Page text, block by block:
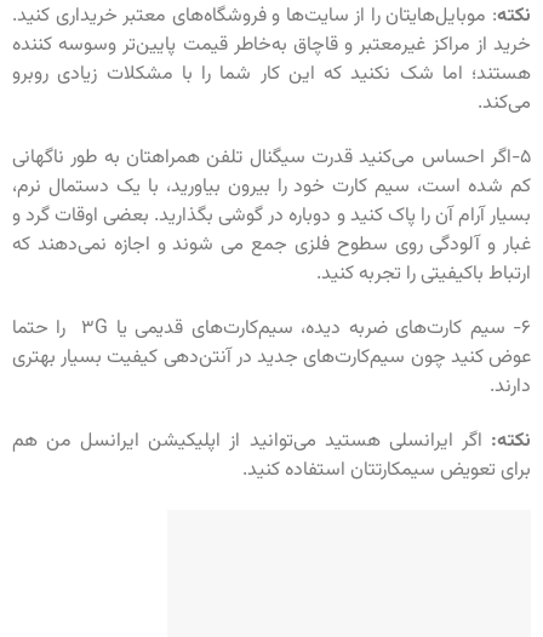
نکته: موبایل‌هایتان ‌را از سایت‌ها و فروشگاه‌های معتبر خریداری کنید.
خرید از مراکز غیرمعتبر و قاچاق به‌خاطر قیمت پایین‌تر وسوسه کننده
هستند؛ اما شک نکنید که این کار شما را با مشکلات زیادی روبرو
می‌کند.
۵-اگر احساس می‌کنید قدرت سیگنال تلفن همراهتان به طور ناگهانی
کم شده است، سیم کارت خود را بیرون بیاورید، با یک دستمال نرم،
بسیار آرام آن را پاک کنید و دوباره در گوشی بگذارید. بعضی اوقات گرد و
غبار و آلودگی روی سطوح فلزی جمع می شوند و اجازه نمی‌دهند که
ارتباط باکیفیتی را تجربه کنید.
۶- سیم کارت‌های ضربه دیده، سیم‌کارت‌های قدیمی یا ۳G را حتما
عوض کنید چون سیم‌کارت‌های جدید در آنتن‌دهی کیفیت بسیار بهتری
دارند.
نکته: اگر ایرانسلی هستید می‌توانید از اپلیکیشن ایرانسل من هم
برای تعویض سیمکارتتان استفاده کنید.